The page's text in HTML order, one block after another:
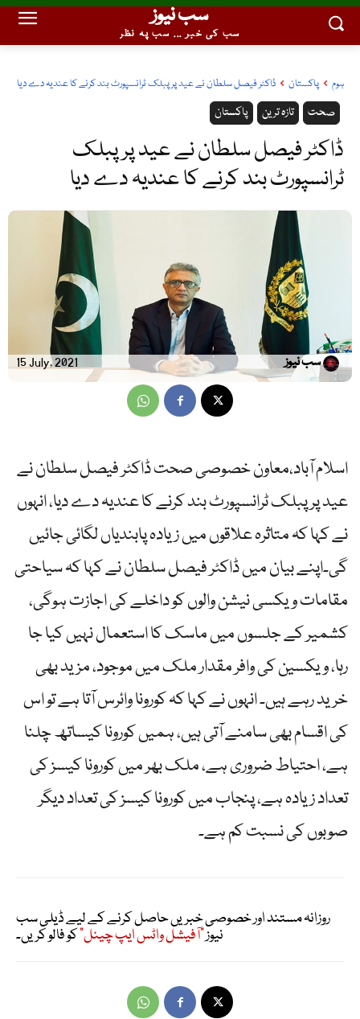
سب نیوز
سب کی خبر ... سب پہ نظر
ہوم پاکستان ڈاکٹر فیصل سلطان نے عید پر پبلک ٹرانسپورٹ بند کرنے کا عندیہ دے دیا
پاکستان تازہ ترین صحت
ڈاکٹر فیصل سلطان نے عید پر پبلک
ٹرانسپورٹ بند کرنے کا عندیہ دے دیا
15 July, 2021 سب نیوز
اسلام آباد،معاون خصوصی صحت ڈاکٹر فیصل سلطان نے
عید پر پبلک ٹرانسپورٹ بند کرنے کا عندیہ دے دیا، انہوں
نے کہا کہ متاثرہ علاقوں میں زیادہ پابندیاں لگائی جائیں
گی۔اپنے بیان میں ڈاکٹر فیصل سلطان نے کہا کہ سیاحتی
مقامات ویکسی نیشن والوں کو داخلے کی اجازت ہوگی،
کشمیر کے جلسوں میں ماسک کا استعمال نہیں کیا جا
رہا، ویکسین کی وافر مقدار ملک میں موجود، مزید بھی
خرید رہے ہیں۔ انہوں نے کہا کہ کورونا وائرس آتا ہے تو اس
کی اقسام بھی سامنے آتی ہیں، ہمیں کورونا کیساتھ چلنا
ہے، احتیاط ضروری ہے، ملک بھر میں کورونا کیسز کی
تعداد زیادہ ہے، پنجاب میں کورونا کیسز کی تعداد دیگر
صوبوں کی نسبت کم ہے۔
روزانہ مستند اور خصوصی خبریں حاصل کرنے کے لیے ڈیلی سب
نیوز"آفیشل واٹس ایپ چینل"کو فالو کریں۔